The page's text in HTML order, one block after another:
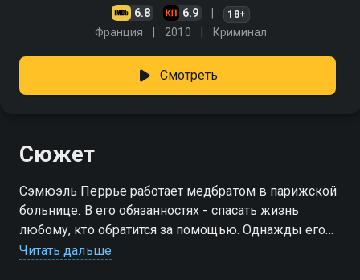
6.8 6.9 18+
Франция 2010 Криминал
Смотреть
Сюжет
Сэмюэль Перрье работает медбратом в парижской
больнице. В его обязанностях - спасать жизнь
любому, кто обратится за помощью. Однажды его
пациентом становится Хьюго Сартэ - криминальный
Читать дальше